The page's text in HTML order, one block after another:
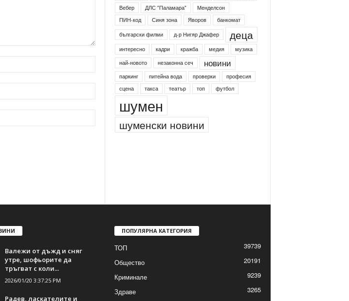
Вебер
ДЛС "Паламара"
Менделсон
ПИН-код
Синя зона Яворов
банкомат
български филми
д-р Нигяр Джафер деца
интересно кадри кражба медия
музика
най-новото
незаконна сеч новини
паркинг питейна вода проверки
професия
сцена
такса театър топ футбол
шумен
шуменски новини
Валежи от дъжд и сняг
утре, шофьорите да
тръгват с коли...
2026/01/20 3:37:25 PM
Радев, ласкателите и
ПОПУЛЯРНА КАТЕГОРИЯ
ТОП
39739
Общество
20191
Криминале
9239
Здраве
3265